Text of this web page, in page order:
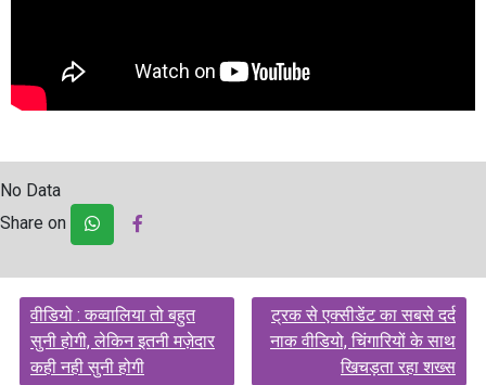
No Data
Share on
Post
navigation
वीडियो : कव्वालिया तो बहुत
सुनी होगी, लेकिन इतनी मज़ेदार
कही नही सुनी होगी
ट्रक से एक्सीडेंट का सबसे दर्द
नाक वीडियो, चिंगारियों के साथ
खिचड़ता रहा शख्स